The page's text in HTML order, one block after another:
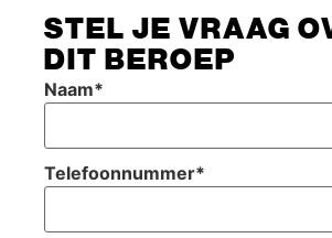
STEL JE VRAAG
DIT BEROEP
Naam*
Telefoonnummer*